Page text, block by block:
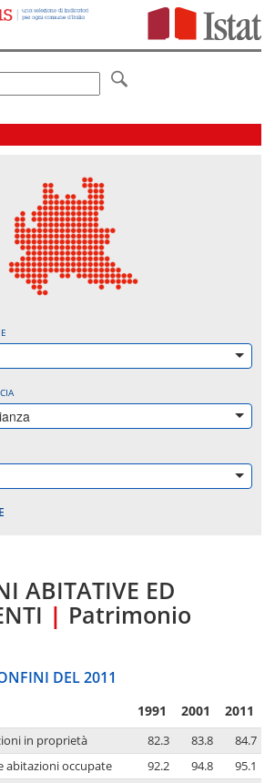
ABITATIVE ED
| Patrimonio
DEL 2011
1991 2001 2011
in proprietà 82.3 83.8
84.7
abitazioni occupate
92.2 94.8
95.1